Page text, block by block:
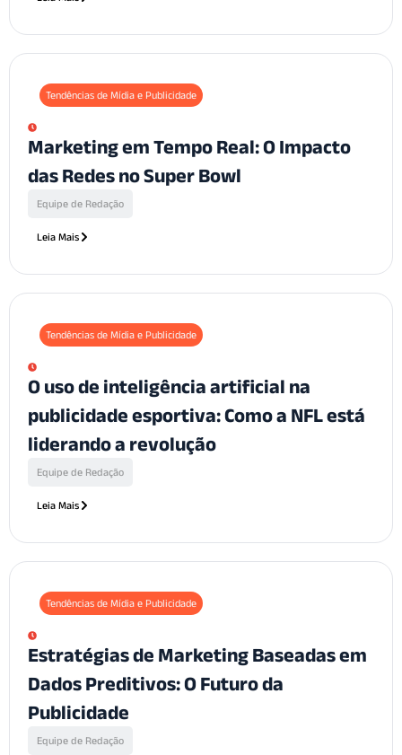
Tendências de Mídia e Publicidade
Marketing em Tempo Real: O Impacto
das Redes no Super Bowl
Equipe de Redação
Leia Mais
Tendências de Mídia e Publicidade
O uso de inteligência artificial na
publicidade esportiva: Como a NFL está
liderando a revolução
Equipe de Redação
Leia Mais
Tendências de Mídia e Publicidade
Estratégias de Marketing Baseadas em
Dados Preditivos: O Futuro da
Publicidade
Equipe de Redação